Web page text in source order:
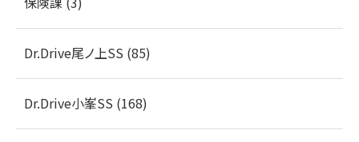
Dr.Drive尾ノ上SS (85)
Dr.Drive小峯SS (168)